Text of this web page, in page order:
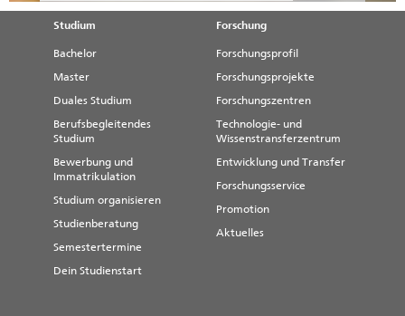
Studium
Bachelor
Master
Duales Studium
Berufsbegleitendes
Studium
Bewerbung und
Immatrikulation
Studium organisieren
Studienberatung
Semestertermine
Dein Studienstart
Forschung
Forschungsprofil
Forschungsprojekte
Forschungszentren
Technologie- und
Wissenstransferzentrum
Entwicklung und Transfer
Forschungsservice
Promotion
Aktuelles